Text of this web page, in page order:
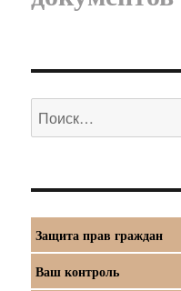
Искать:
Защита прав граждан
Ваш контроль